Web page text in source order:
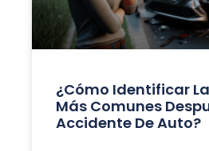
¿Cómo Identificar
Más Comunes
Accidente De Auto?